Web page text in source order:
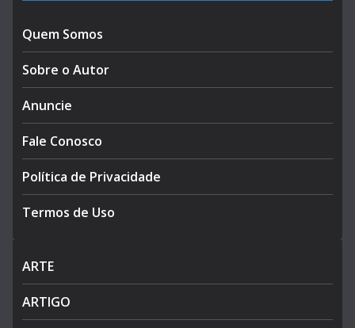
Quem Somos
Sobre o Autor
Anuncie
Fale Conosco
Política de Privacidade
Termos de Uso
ARTE
ARTIGO